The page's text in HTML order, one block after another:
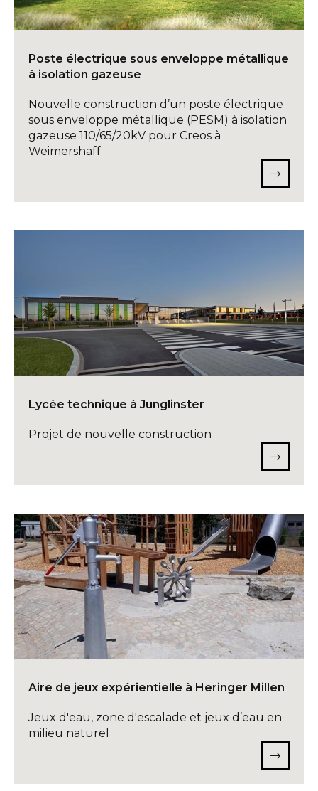
INFO@DAEDALUS.LU +352 26 87 03 55
Poste électrique sous enveloppe métallique
à isolation gazeuse
Nouvelle construction d’un poste électrique
sous enveloppe métallique (PESM) à isolation
gazeuse 110/65/20kV pour Creos à
Weimershaff
Lycée technique à Junglinster
Projet de nouvelle construction
Aire de jeux expérientielle à Heringer Millen
Jeux d'eau, zone d'escalade et jeux d’eau en
milieu naturel